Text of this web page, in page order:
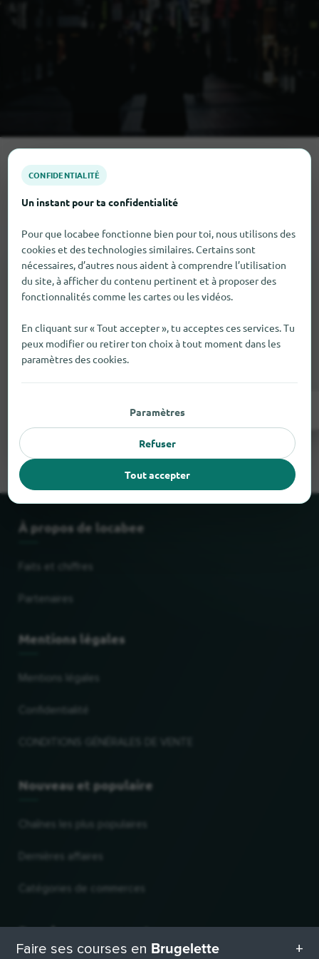
Toutes les catégories de shopping
en
Il manque quelque chose ?
Tu as un magasin à Brugelette
Inscrivez-vous maintenant !
À propos de locabee
Mentions légales
Nouveau et populaire
Pour les commerçants
Faire ses courses en Brugelette
CONFIDENTIALITÉ
Un instant pour ta confidentialité
Pour que locabee fonctionne bien pour toi, nous utilisons des
cookies et des technologies similaires. Certains sont
nécessaires, d’autres nous aident à comprendre l’utilisation
du site, à afficher du contenu pertinent et à proposer des
fonctionnalités comme les cartes ou les vidéos.
En cliquant sur « Tout accepter », tu acceptes ces services. Tu
peux modifier ou retirer ton choix à tout moment dans les
paramètres des cookies.
Paramètres
Refuser
Tout accepter